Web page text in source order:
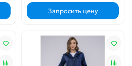
Запросить цену